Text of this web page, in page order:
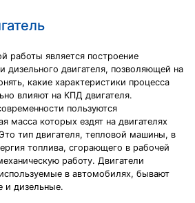
работы является построение
дизельного двигателя, позволяющей на
какие характеристики процесса
влияют на КПД двигателя.
пользуются
масса которых ездят на двигателях
тип двигателя, тепловой машины, в
топлива, сгорающего в рабочей
работу. Двигатели
в автомобилях, бывают
и дизельные.